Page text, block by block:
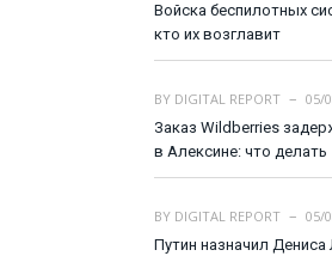
Войска беспилотных
кто их возглавит
BY DIGITAL REPORT
05/
Заказ Wildberries
в Алексине: что делать
BY DIGITAL REPORT
05/
Путин назначил